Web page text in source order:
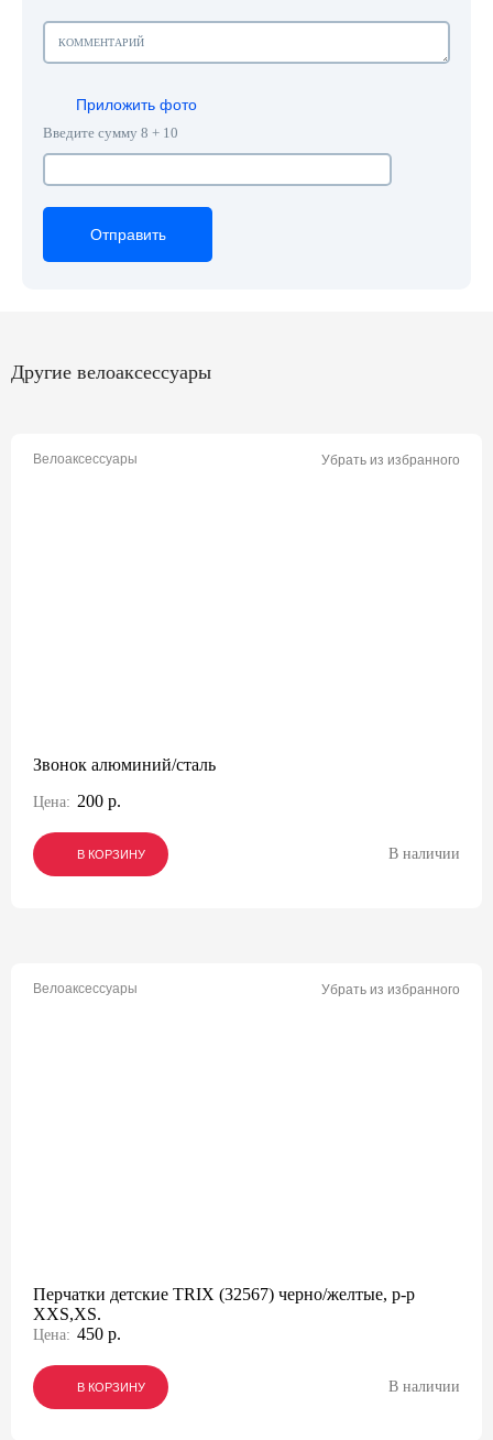
Приложить фото
Введите сумму 8 + 10
Отправить
Отправить
Отправить
Другие велоаксессуары
Велоаксессуары Убрать из избранного
Звонок алюминий/сталь
Цена: 200 р.
В КОРЗИНУ
В КОРЗИНУ
В КОРЗИНУ В наличии
Велоаксессуары Убрать из избранного
Перчатки детские TRIX (32567) черно/желтые, р-р
XXS,XS.
Цена: 450 р.
В КОРЗИНУ
В КОРЗИНУ
В КОРЗИНУ В наличии